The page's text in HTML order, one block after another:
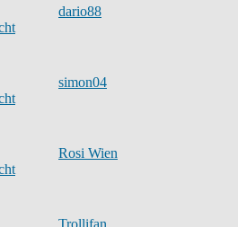
dario88
simon04
Rosi Wien
Trollifan